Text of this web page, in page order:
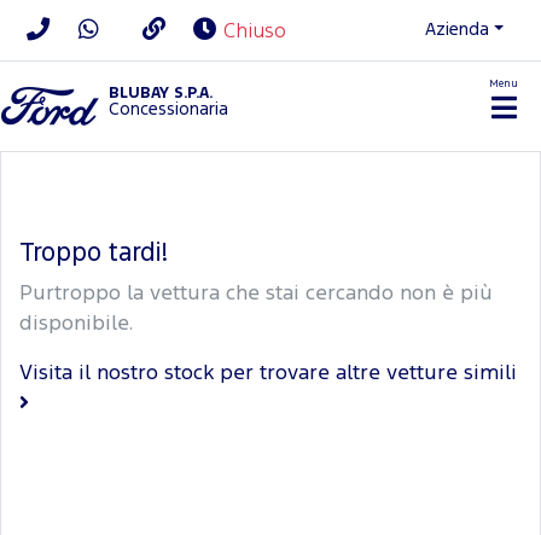
Chiuso Azienda
BLUBAY S.P.A.
Concessionaria
Menu
Troppo tardi!
Purtroppo la vettura che stai cercando non è più
disponibile.
Visita il nostro stock per trovare altre vetture simili